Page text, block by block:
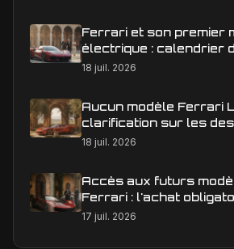
Ferrari et son premier
électrique : calendrier
en Europe
18 juil. 2026
Aucun modèle Ferrari
clarification sur les
18 juil. 2026
Accès aux futurs
Ferrari : l'achat
est-il une réalité ?
17 juil. 2026